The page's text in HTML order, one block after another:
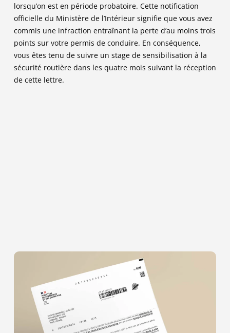
lorsqu’on est en période probatoire. Cette notification
officielle du Ministère de l’Intérieur signifie que vous avez
commis une infraction entraînant la perte d’au moins trois
points sur votre permis de conduire. En conséquence,
vous êtes tenu de suivre un stage de sensibilisation à la
sécurité routière dans les quatre mois suivant la réception
de cette lettre.